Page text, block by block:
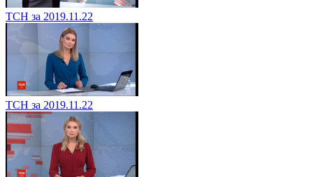
ТСН за 2019.11.22
ТСН за 2019.11.22